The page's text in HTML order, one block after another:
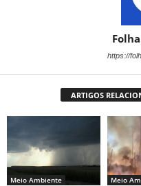
https://
ARTIGOS
Meio Ambiente Meio